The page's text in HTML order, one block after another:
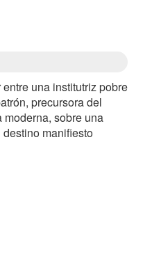
una institutriz pobre
precursora del
sobre una
manifiesto